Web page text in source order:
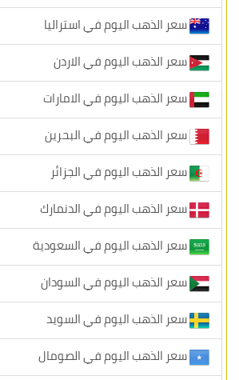
سعر الذهب اليوم في استراليا
سعر الذهب اليوم في الاردن
سعر الذهب اليوم في الامارات
سعر الذهب اليوم في البحرين
سعر الذهب اليوم في الجزائر
سعر الذهب اليوم في الدنمارك
سعر الذهب اليوم في السعودية
سعر الذهب اليوم في السودان
سعر الذهب اليوم في السويد
سعر الذهب اليوم في الصومال